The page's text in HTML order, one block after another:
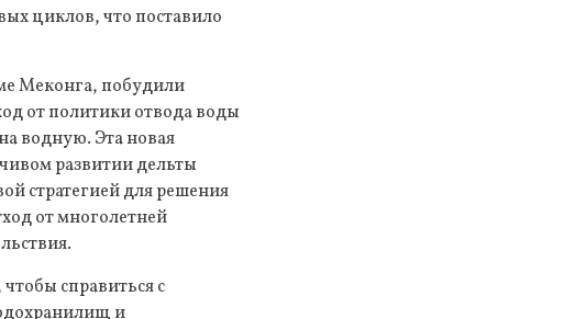
циклов, что поставило
Меконга, побудили
от политики отвода воды
водную. Эта новая
развитии дельты
стратегией для решения
от многолетней
справиться с
и